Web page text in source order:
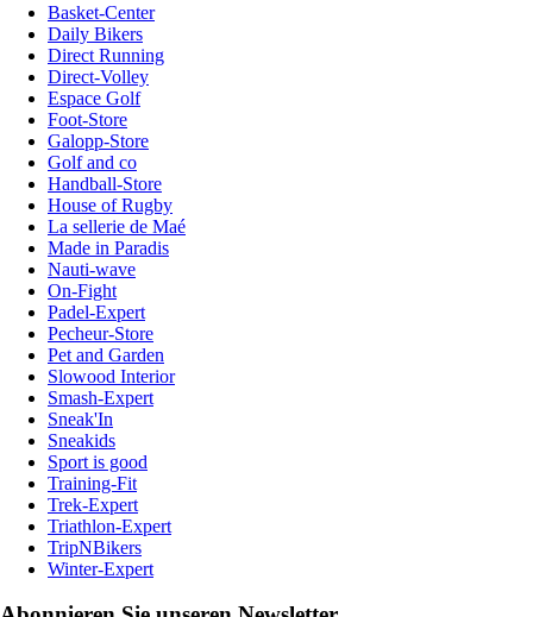
Basket-Center
Daily Bikers
Direct Running
Direct-Volley
Espace Golf
Foot-Store
Galopp-Store
Golf and co
Handball-Store
House of Rugby
La sellerie de Maé
Made in Paradis
Nauti-wave
On-Fight
Padel-Expert
Pecheur-Store
Pet and Garden
Slowood Interior
Smash-Expert
Sneak'In
Sneakids
Sport is good
Training-Fit
Trek-Expert
Triathlon-Expert
TripNBikers
Winter-Expert